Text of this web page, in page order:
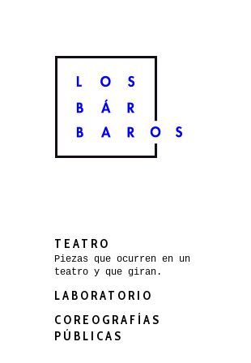
TEATRO
Piezas que ocurren en un
teatro y que giran.
LABORATORIO
COREOGRAFÍAS
PÚBLICAS